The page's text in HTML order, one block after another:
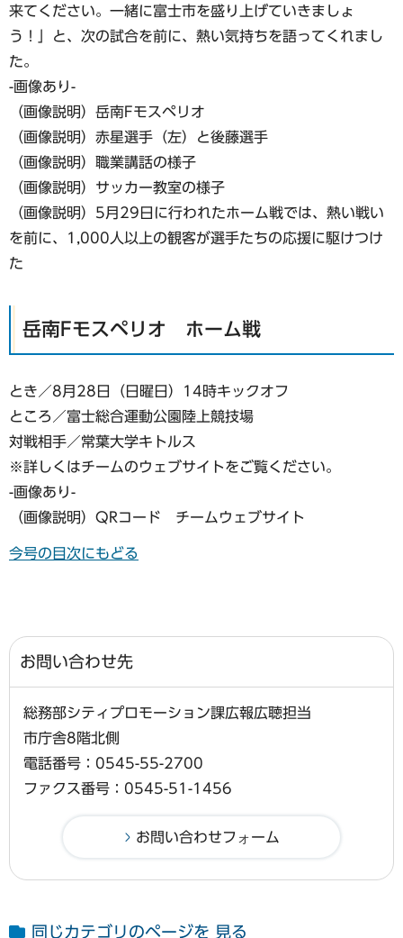
来てください。一緒に富士市を盛り上げていきましょ
う！」と、次の試合を前に、熱い気持ちを語ってくれまし
た。
-画像あり-
（画像説明）岳南Fモスペリオ
（画像説明）赤星選手（左）と後藤選手
（画像説明）職業講話の様子
（画像説明）サッカー教室の様子
（画像説明）5月29日に行われたホーム戦では、熱い戦い
を前に、1,000人以上の観客が選手たちの応援に駆けつけ
た
岳南Fモスペリオ ホーム戦
とき／8月28日（日曜日）14時キックオフ
ところ／富士総合運動公園陸上競技場
対戦相手／常葉大学キトルス
※詳しくはチームのウェブサイトをご覧ください。
-画像あり-
（画像説明）QRコード チームウェブサイト
今号の目次にもどる
お問い合わせ先
総務部シティプロモーション課広報広聴担当
市庁舎8階北側
電話番号：0545-55-2700
ファクス番号：0545-51-1456
同じカテゴリのページを 見る